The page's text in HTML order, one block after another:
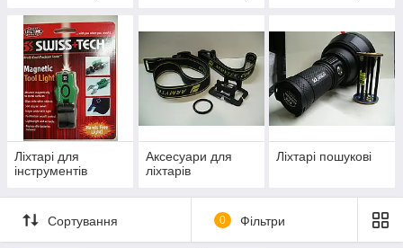
Ліхтарі для
інструментів
Аксесуари для
ліхтарів
Ліхтарі пошукові
Сортування 0 Фільтри